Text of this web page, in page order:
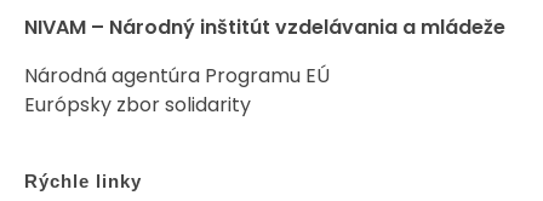
NIVAM – Národný inštitút vzdelávania a mládeže
Národná agentúra Programu EÚ
Európsky zbor solidarity
Rýchle linky